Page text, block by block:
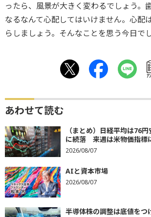
ったら、風景が大きく変わるでしょう。
なるなんて心配してはいけません。心配
らしましょう。そんなことを思う今日でし
ｱ
あわせて読む
（まとめ）日経平均は76
に続落 来週は米物価指標
2026/08/07
AIと資本市場
2026/08/07
半導体株の調整は底値をつ